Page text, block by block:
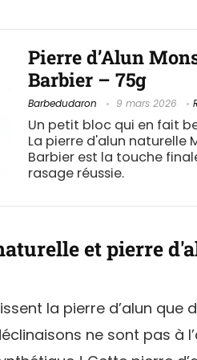
Pierre d’Alun
Barbier – 75g
Barbedudaron 9 mars 2026
Un petit bloc qui en fait
La pierre d'alun naturelle
Barbier est la touche
rasage réussie.
et pierre
la pierre d’alun que
ne sont pas à